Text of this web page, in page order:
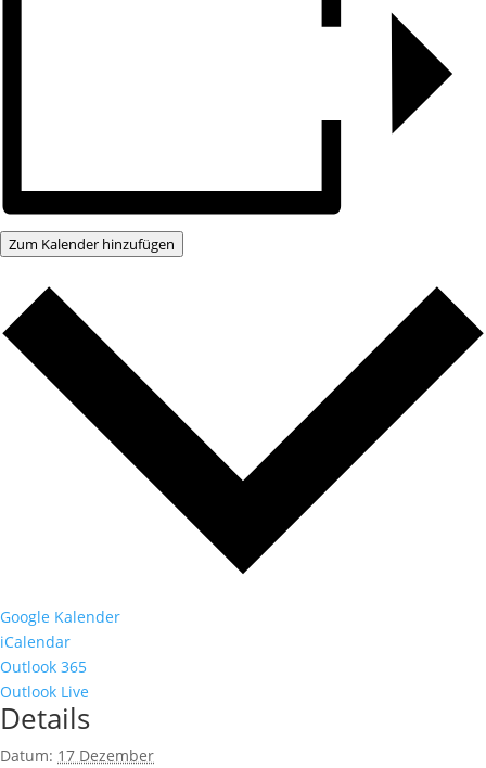
Zum Kalender hinzufügen
Google Kalender
iCalendar
Outlook 365
Outlook Live
Details
Datum: 17 Dezember